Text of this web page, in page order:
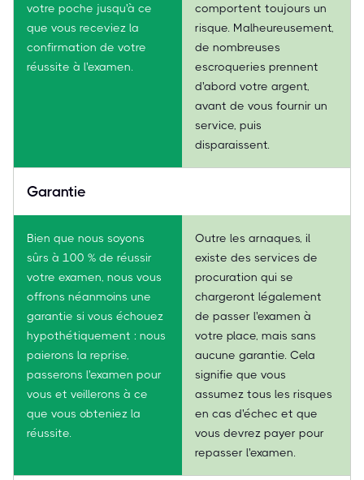
votre poche jusqu'à ce
que vous receviez la
confirmation de votre
réussite à l'examen.
comportent toujours un
risque. Malheureusement,
de nombreuses
escroqueries prennent
d'abord votre argent,
avant de vous fournir un
service, puis
disparaissent.
Garantie
Bien que nous soyons
sûrs à 100 % de réussir
votre examen, nous vous
offrons néanmoins une
garantie si vous échouez
hypothétiquement : nous
paierons la reprise,
passerons l'examen pour
vous et veillerons à ce
que vous obteniez la
réussite.
Outre les arnaques, il
existe des services de
procuration qui se
chargeront légalement
de passer l'examen à
votre place, mais sans
aucune garantie. Cela
signifie que vous
assumez tous les risques
en cas d'échec et que
vous devrez payer pour
repasser l'examen.